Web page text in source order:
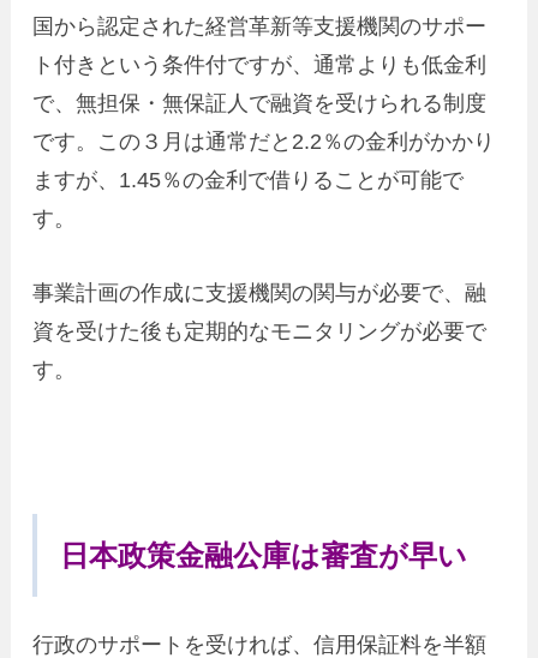
国から認定された経営革新等支援機関のサポー
ト付きという条件付ですが、通常よりも低金利
で、無担保・無保証人で融資を受けられる制度
です。この３月は通常だと2.2％の金利がかかり
ますが、1.45％の金利で借りることが可能で
す。
事業計画の作成に支援機関の関与が必要で、融
資を受けた後も定期的なモニタリングが必要で
す。
日本政策金融公庫は審査が早い
行政のサポートを受ければ、信用保証料を半額